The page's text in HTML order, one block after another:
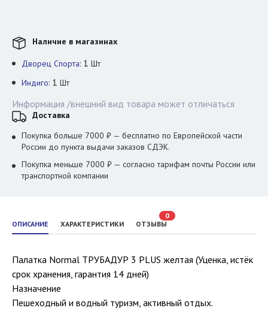
ОПИСАНИЕ ХАРАКТЕРИСТИКИ ОТЗЫВЫ
0
Палатка Normal ТРУБАДУР 3 PLUS желтая (Уценка, истёк
срок хранения, гарантия 14 дней)
Назначение
Пешеходный и водный туризм, активный отдых.
Наличие в магазинах
Дворец Спорта: 1 Шт
Индиго: 1 Шт
Информация /внешний вид товара может отличаться
Доставка
Покупка больше 7000 ₽ — бесплатно по Европейской части
России до пункта выдачи заказов СДЭК.
Покупка меньше 7000 ₽ — согласно тарифам почты России или
транспортной компании